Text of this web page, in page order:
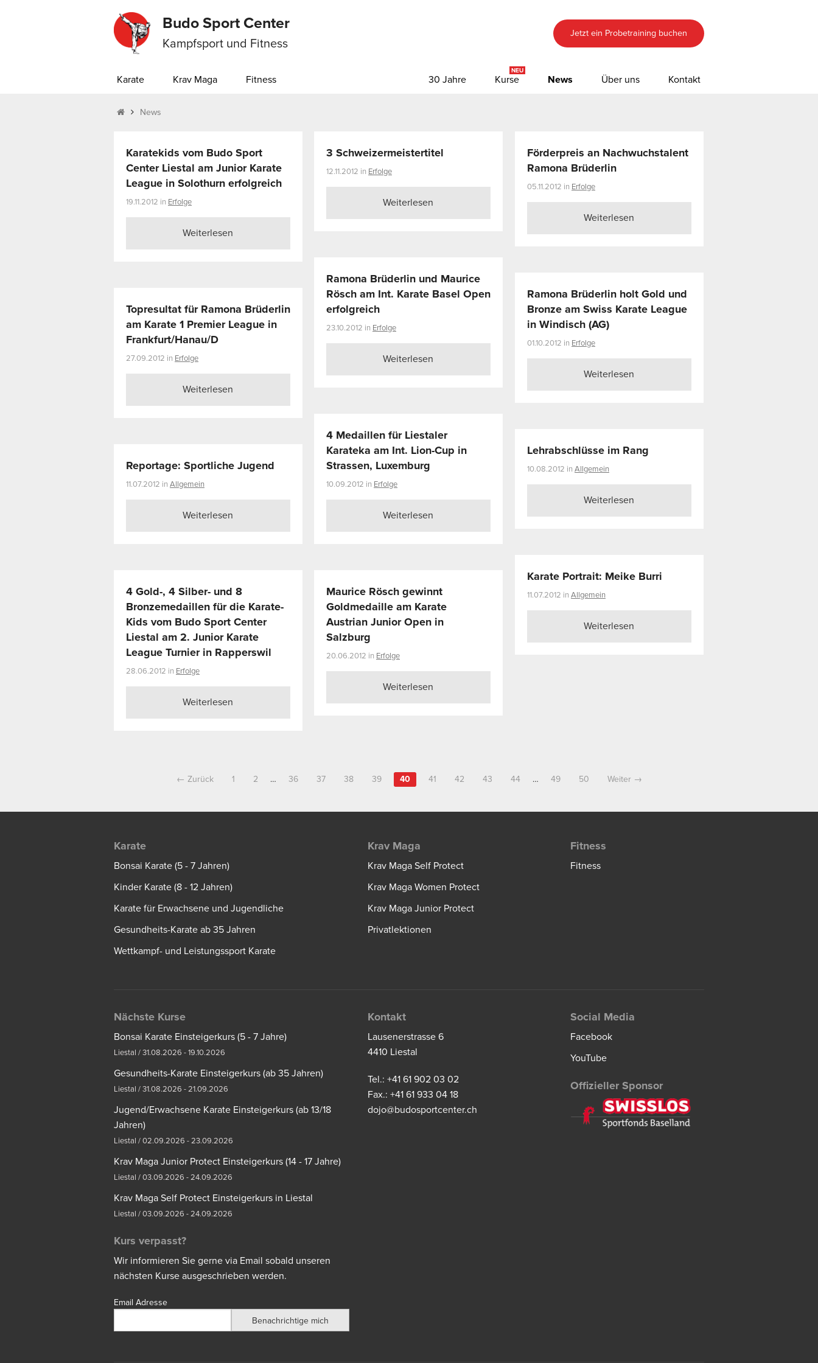
Budo Sport Center
Kampfsport und Fitness
Jetzt ein Probetraining buchen
Karate Krav Maga Fitness 30 Jahre
NEU
Kurse News Über uns Kontakt
News
Karatekids vom Budo Sport
Center Liestal am Junior Karate
League in Solothurn erfolgreich
19.11.2012 in Erfolge
Weiterlesen
3 Schweizermeistertitel
12.11.2012 in Erfolge
Weiterlesen
Förderpreis an Nachwuchstalent
Ramona Brüderlin
05.11.2012 in Erfolge
Weiterlesen
Ramona Brüderlin und Maurice
Rösch am Int. Karate Basel Open
erfolgreich
23.10.2012 in Erfolge
Weiterlesen
Ramona Brüderlin holt Gold und
Bronze am Swiss Karate League
in Windisch (AG)
01.10.2012 in Erfolge
Weiterlesen
Topresultat für Ramona Brüderlin
am Karate 1 Premier League in
Frankfurt/Hanau/D
27.09.2012 in Erfolge
Weiterlesen
4 Medaillen für Liestaler
Karateka am Int. Lion-Cup in
Strassen, Luxemburg
10.09.2012 in Erfolge
Weiterlesen
Lehrabschlüsse im Rang
10.08.2012 in Allgemein
Weiterlesen
Reportage: Sportliche Jugend
11.07.2012 in Allgemein
Weiterlesen
Karate Portrait: Meike Burri
11.07.2012 in Allgemein
Weiterlesen
4 Gold-, 4 Silber- und 8
Bronzemedaillen für die Karate-
Kids vom Budo Sport Center
Liestal am 2. Junior Karate
League Turnier in Rapperswil
28.06.2012 in Erfolge
Weiterlesen
Maurice Rösch gewinnt
Goldmedaille am Karate
Austrian Junior Open in
Salzburg
20.06.2012 in Erfolge
Weiterlesen
← Zurück 1 2 … 36 37 38 39 40 41 42 43 44 … 49 50 Weiter →
Karate
Bonsai Karate (5 - 7 Jahren)
Kinder Karate (8 - 12 Jahren)
Karate für Erwachsene und Jugendliche
Gesundheits-Karate ab 35 Jahren
Wettkampf- und Leistungssport Karate
Krav Maga
Krav Maga Self Protect
Krav Maga Women Protect
Krav Maga Junior Protect
Privatlektionen
Fitness
Fitness
Nächste Kurse
Bonsai Karate Einsteigerkurs (5 - 7 Jahre)
Liestal / 31.08.2026 - 19.10.2026
Gesundheits-Karate Einsteigerkurs (ab 35 Jahren)
Liestal / 31.08.2026 - 21.09.2026
Jugend/Erwachsene Karate Einsteigerkurs (ab 13/18
Jahren)
Liestal / 02.09.2026 - 23.09.2026
Krav Maga Junior Protect Einsteigerkurs (14 - 17 Jahre)
Liestal / 03.09.2026 - 24.09.2026
Krav Maga Self Protect Einsteigerkurs in Liestal
Liestal / 03.09.2026 - 24.09.2026
Kurs verpasst?
Wir informieren Sie gerne via Email sobald unseren
nächsten Kurse ausgeschrieben werden.
Email Adresse
Kontakt
Lausenerstrasse 6
4410 Liestal
Tel.: +41 61 902 03 02
Fax.: +41 61 933 04 18
dojo@budosportcenter.ch
Social Media
Facebook
YouTube
Offizieller Sponsor